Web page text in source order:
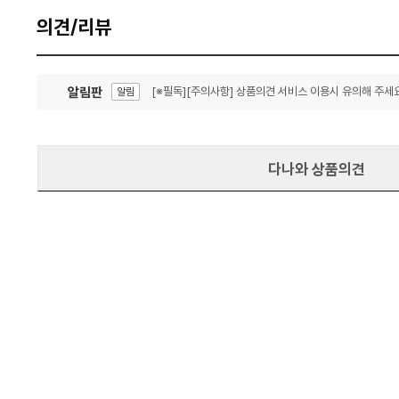
의견/리뷰
알림판 알림 [※필독][주의사항] 상품의견 서비스 이용시 유의해 주세
다나와 상품의견